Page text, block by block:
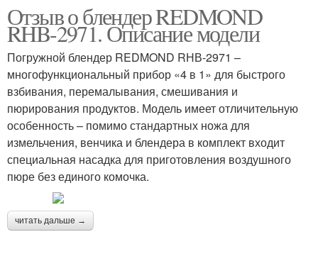
Отзыв о блендер REDMOND
RHB-2971. Описание модели
Погружной блендер REDMOND RНВ-2971 –
многофункциональный прибор «4 в 1» для быстрого
взбивания, перемалывания, смешивания и
пюрирования продуктов. Модель имеет отличительную
особенность – помимо стандартных ножа для
измельчения, венчика и блендера в комплект входит
специальная насадка для приготовления воздушного
пюре без единого комочка.
читать дальше →